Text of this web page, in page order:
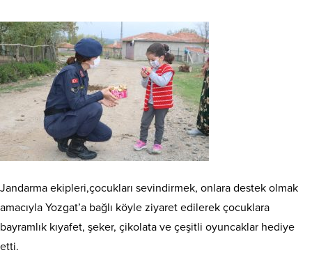
Jandarma ekipleri,çocukları sevindirmek, onlara destek olmak
amacıyla Yozgat’a bağlı köyle ziyaret edilerek çocuklara
bayramlık kıyafet, şeker, çikolata ve çeşitli oyuncaklar hediye
etti.